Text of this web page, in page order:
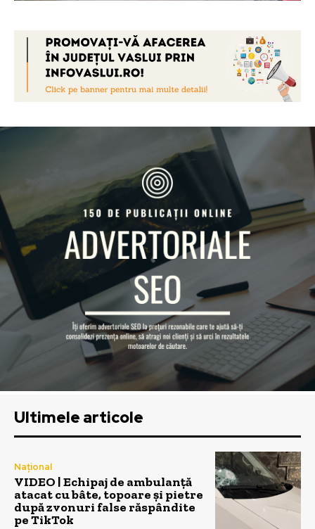
Ultimele articole
Național
VIDEO | Echipaj de ambulanță
atacat cu bâte, topoare și pietre
după zvonuri false răspândite
pe TikTok